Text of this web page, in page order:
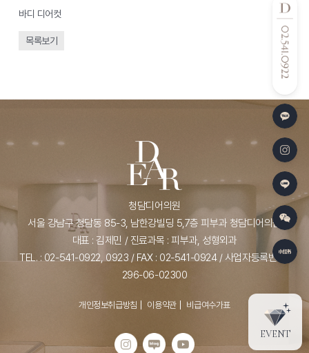
EVENT
바디 디어컷
»
목록보기
청담디어의원
서울 강남구 청담동 85-3, 남한강빌딩 5,7층 피부과 청담디어의원
대표 : 김제민 / 진료과목 : 피부과, 성형외과
TEL. : 02-541-0922, 0923 / FAX : 02-541-0924 / 사업자등록번호 :
296-06-02300
개인정보취급방침 이용약관 비급여수가표